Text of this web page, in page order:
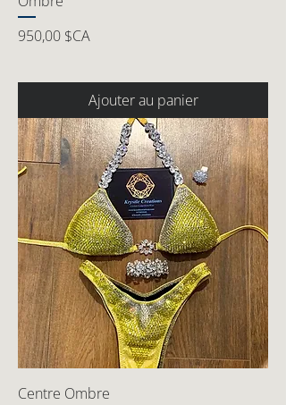
Prix
950,00 $CA
Ajouter au panier
Centre Ombre